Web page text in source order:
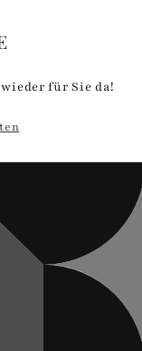
für Sie da!